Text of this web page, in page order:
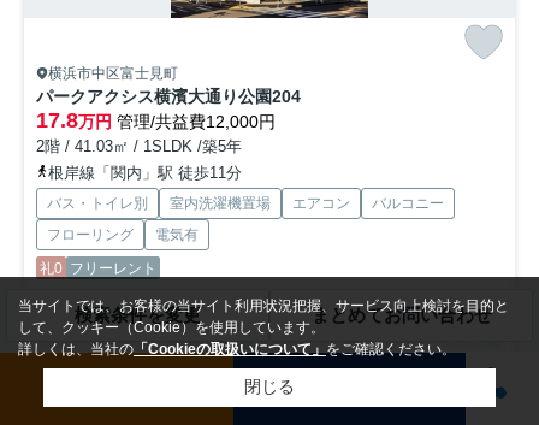
横浜市中区富士見町
パークアクシス横濱大通り公園204
17.8万円 管理/共益費12,000円
2階 / 41.03㎡ / 1SLDK /築5年
根岸線「関内」駅 徒歩11分
バス・トイレ別 室内洗濯機置場 エアコン
バルコニー
フローリング
電気有
礼0 フリーレント
コンロやシンクが一体となっていてお手入れが簡単なシステムキッチン
を備えております。10階建ての物件となっています。知らな...
る
検索条件を変更 まとめてお問い合わせ
当サイトでは、お客様の当サイト利用状況把握、サービス向上検討を目的と
して、クッキー（Cookie）を使用しています。
詳しくは、当社の「Cookieの取扱いについて」をご確認ください。
閉じる